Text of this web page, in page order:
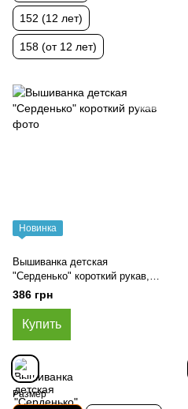
152 (12 лет)
158 (от 12 лет)
Новинка
Вышиванка детская
"Серденько" короткий рукав,
Черно-белый, 98 (3 года)
386 грн
Купить
Размер